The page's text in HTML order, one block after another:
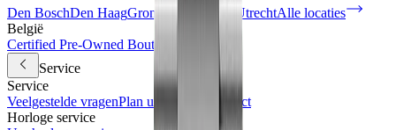
Den BoschDen HaagGroningen HaarlemUtrechtAlle locaties
België
Certified Pre-Owned Boutique
Service
Service
Veelgestelde vragenPlan uw bezoek
Contact
Horloge service